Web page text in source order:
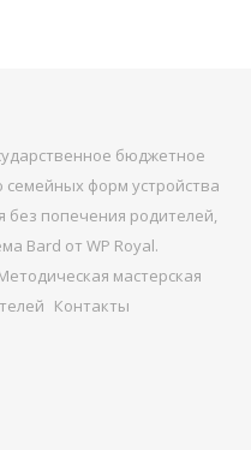
бюджетное
форм устройства
без попечения родителей,
Bard от WP Royal.
мастерская
Контакты